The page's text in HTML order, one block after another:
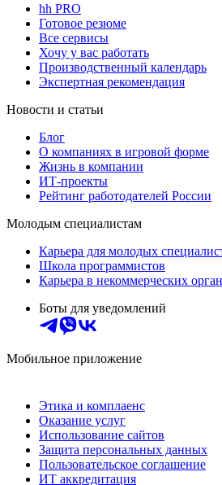
hh PRO
Готовое резюме
Все сервисы
Хочу у вас работать
Производственный календарь
Экспертная рекомендация
Новости и статьи
Блог
О компаниях в игровой форме
Жизнь в компании
ИТ-проекты
Рейтинг работодателей России
Молодым специалистам
Карьера для молодых
Школа программистов
Карьера в некоммерческих
Боты для уведомлений
Мобильное приложение
Этика и комплаенс
Оказание услуг
Использование сайтов
Защита персональных данных
Пользовательское соглашение
ИТ аккредитация